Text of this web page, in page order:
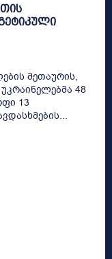
მეთაურის,
48
13